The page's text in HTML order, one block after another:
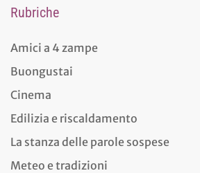
Rubriche
Amici a 4 zampe
Buongustai
Cinema
Edilizia e riscaldamento
La stanza delle parole sospese
Meteo e tradizioni